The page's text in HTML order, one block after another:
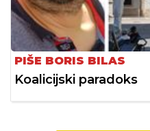
PIŠE BORIS BILAS
Koalicijski paradoks